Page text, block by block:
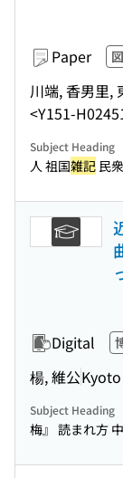
Paper
川端, 香男里,
<Y151-
Subject Heading
人 祖国雑記 民
Digital
楊, 維公
Subject Heading
梅』 読まれ方